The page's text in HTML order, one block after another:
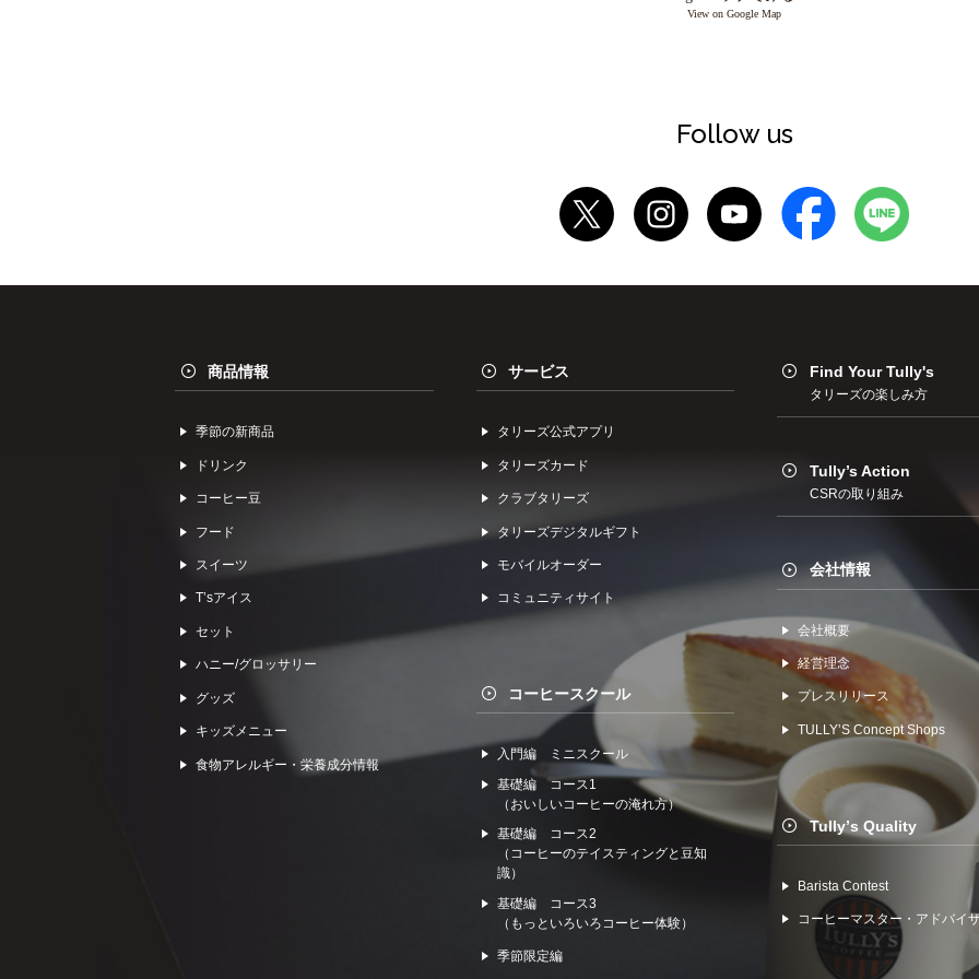
View on Google Map
Follow us
商品情報
季節の新商品
ドリンク
コーヒー⾖
フード
スイーツ
Tʼsアイス
セット
ハニー/グロッサリー
グッズ
キッズメニュー
食物アレルギー・栄養成分情報
サービス
タリーズ公式アプリ
タリーズカード
クラブタリーズ
タリーズデジタルギフト
モバイルオーダー
コミュニティサイト
コーヒースクール
入門編 ミニスクール
基礎編 コース1
（おいしいコーヒーの淹れ方）
基礎編 コース2
（コーヒーのテイスティングと豆知
識）
基礎編 コース3
（もっといろいろコーヒー体験）
季節限定編
Find Your Tully's
タリーズの楽しみ方
Tully’s Action
CSRの取り組み
会社情報
会社概要
経営理念
プレスリリース
TULLYʼS Concept Shops
Tullyʼs Quality
Barista Contest
コーヒーマスター・アドバイ